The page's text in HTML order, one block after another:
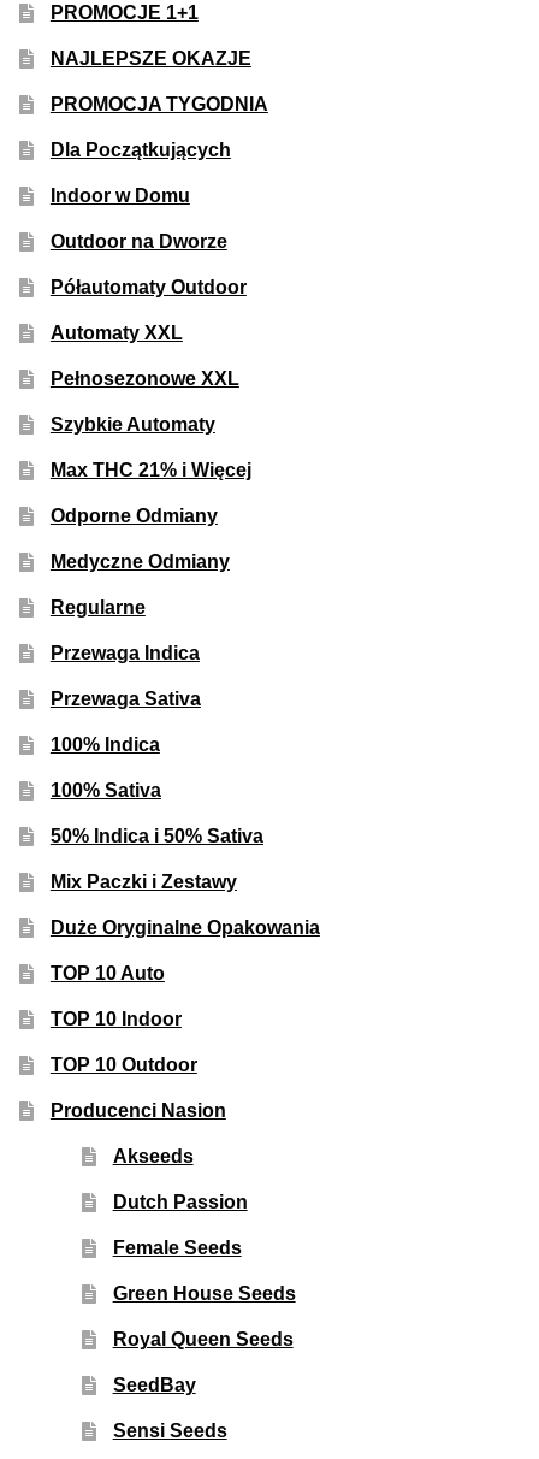
PROMOCJE 1+1
NAJLEPSZE OKAZJE
PROMOCJA TYGODNIA
Dla Początkujących
Indoor w Domu
Outdoor na Dworze
Półautomaty Outdoor
Automaty XXL
Pełnosezonowe XXL
Szybkie Automaty
Max THC 21% i Więcej
Odporne Odmiany
Medyczne Odmiany
Regularne
Przewaga Indica
Przewaga Sativa
100% Indica
100% Sativa
50% Indica i 50% Sativa
Mix Paczki i Zestawy
Duże Oryginalne Opakowania
TOP 10 Auto
TOP 10 Indoor
TOP 10 Outdoor
Producenci Nasion
Akseeds
Dutch Passion
Female Seeds
Green House Seeds
Royal Queen Seeds
SeedBay
Sensi Seeds